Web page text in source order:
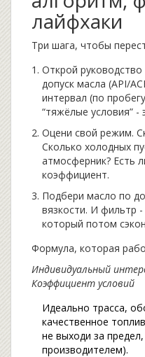
лайфхаки
Три шага, чтобы
Открой
допуск масла (API/
интервал (по
“тяжёлые условия”
Оцени свой режим.
Сколько холодных
атмосферник? Есть
коэффициент.
Подбери масло по
вязкости. И фильтр
который потом
Формула, которая
Индивидуальный
Коэффициент условий
Идеально трасса,
качественное
не выходи за
производителем).